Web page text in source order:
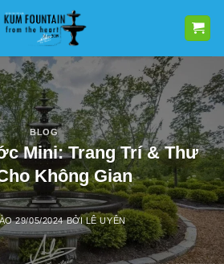
BLOG
Mini: Trang Trí & Thư
Không Gian
29/05/2024 BỞILÊ UYÊN